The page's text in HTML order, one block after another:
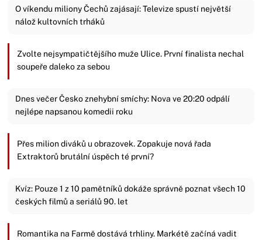
O víkendu miliony Čechů zajásají: Televize spustí největší
nálož kultovních trháků
Zvolte nejsympatičtějšího muže Ulice. První finalista nechal
soupeře daleko za sebou
Dnes večer Česko znehybní smíchy: Nova ve 20:20 odpálí
nejlépe napsanou komedii roku
Přes milion diváků u obrazovek. Zopakuje nová řada
Extraktorů brutální úspěch té první?
Kvíz: Pouze 1 z 10 pamětníků dokáže správně poznat všech 10
českých filmů a seriálů 90. let
Romantika na Farmě dostává trhliny. Markétě začíná vadit